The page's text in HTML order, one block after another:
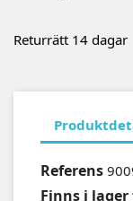
Returrätt 14 dagar
Referens
Finns i